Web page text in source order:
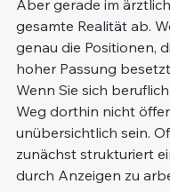
Aber gerade im
gesamte Realität ab.
genau die Positionen,
hoher Passung
Wenn Sie sich
Weg dorthin nicht
unübersichtlich sein.
zunächst strukturiert
durch Anzeigen zu